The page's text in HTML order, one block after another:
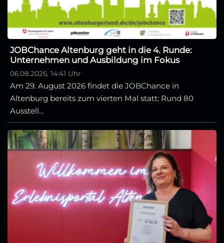
JOBChance Altenburg geht in die 4. Runde:
Unternehmen und Ausbildung im Fokus
06.08.2026, 14:41 Uhr
Am 29. August 2026 findet die JOBChance in
Altenburg bereits zum vierten Mal statt: Rund 80
Ausstell...